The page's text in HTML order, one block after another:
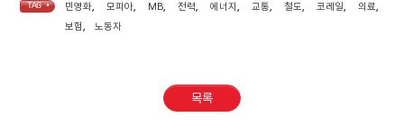
TAG • 민영화, 모피아, MB, 전력, 에너지 , 교통, 철도, 코레일, 의료,
보험, 노동자
목록